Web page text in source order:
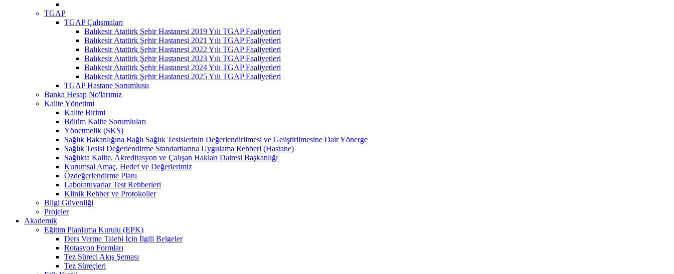
TGAP
TGAP Çalışmaları
Balıkesir Atatürk Şehir Hastanesi 2019 Yılı TGAP Faaliyetleri
Balıkesir Atatürk Şehir Hastanesi 2021 Yılı TGAP Faaliyetleri
Balıkesir Atatürk Şehir Hastanesi 2022 Yılı TGAP Faaliyetleri
Balıkesir Atatürk Şehir Hastanesi 2023 Yılı TGAP Faaliyetleri
Balıkesir Atatürk Şehir Hastanesi 2024 Yılı TGAP Faaliyetleri
Balıkesir Atatürk Şehir Hastanesi 2025 Yılı TGAP Faaliyetleri
TGAP Hastane Sorumlusu
Banka Hesap No'larımız
Kalite Yönetimi
Kalite Birimi
Bölüm Kalite Sorumluları
Yönetmelik (SKS)
Sağlık Bakanlığına Bağlı Sağlık Tesislerinin Değerlendirilmesi ve Geliştirilmesine Dair Yönerge
Sağlık Tesisi Değerlendirme Standartlarına Uygulama Rehberi (Hastane)
Sağlıkta Kalite, Akreditasyon ve Çalışan Hakları Dairesi Başkanlığı
Kurumsal Amaç, Hedef ve Değerlerimiz
Özdeğerlendirme Planı
Laboratuvarlar Test Rehberleri
Klinik Rehber ve Protokoller
Bilgi Güvenliği
Projeler
Akademik
Eğitim Planlama Kurulu (EPK)
Ders Verme Talebi İçin İlgili Belgeler
Rotasyon Formları
Tez Süreci Akış Şeması
Tez Süreçleri